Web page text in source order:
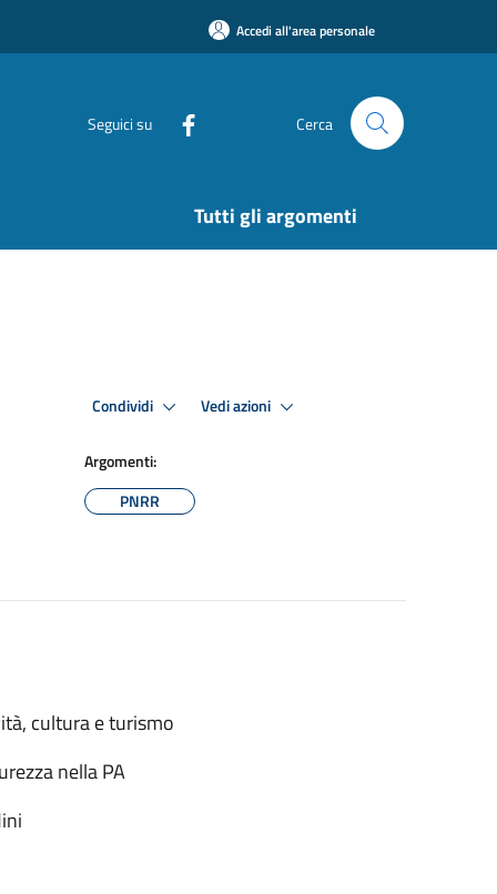
Accedi all'area personale
Seguici su Cerca
Tutti gli argomenti
Condividi Vedi azioni
Argomenti:
PNRR
cultura e turismo
nella PA